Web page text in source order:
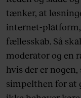
tænker, at
internet-
fællesskab. Så
moderator og en
hvis der er
simpelthen for at